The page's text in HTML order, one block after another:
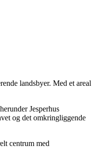
landsbyer. Med et areal
Jesperhus
og det omkringliggende
centrum med